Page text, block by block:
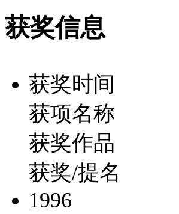
获奖信息
获奖时间
获项名称
获奖作品
获奖/提名
1996